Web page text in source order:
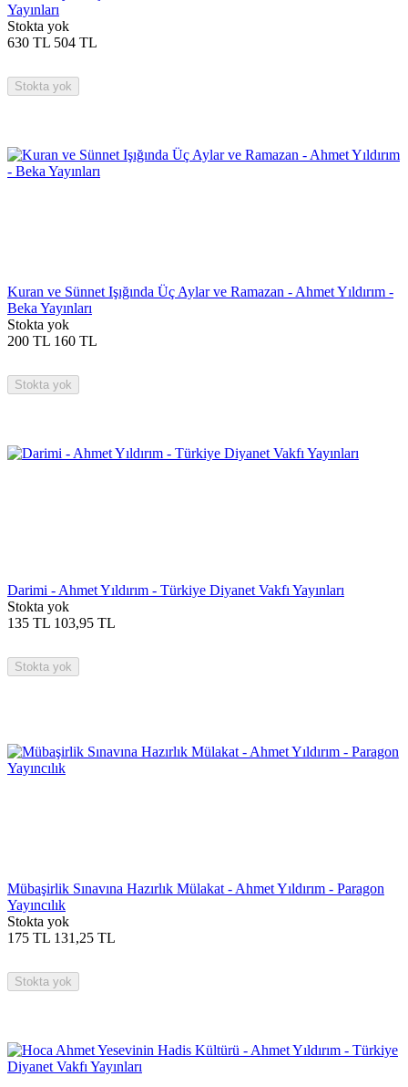
Yayınları
Stokta yok
630 TL 504 TL
Stokta yok
Kuran ve Sünnet Işığında Üç Aylar ve Ramazan - Ahmet Yıldırım -
Beka Yayınları
Stokta yok
200 TL 160 TL
Stokta yok
Darimi - Ahmet Yıldırım - Türkiye Diyanet Vakfı Yayınları
Stokta yok
135 TL 103,95 TL
Stokta yok
Mübaşirlik Sınavına Hazırlık Mülakat - Ahmet Yıldırım - Paragon
Yayıncılık
Stokta yok
175 TL 131,25 TL
Stokta yok